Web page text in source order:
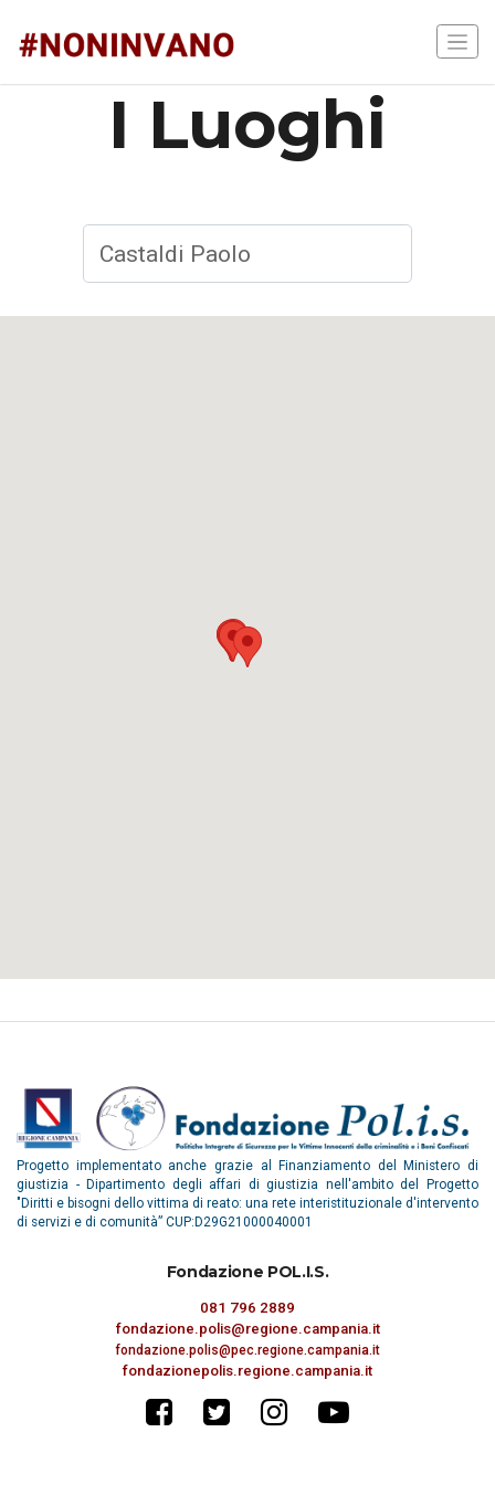
I Luoghi
Progetto implementato anche grazie al Finanziamento del Ministero di
giustizia - Dipartimento degli affari di giustizia nell'ambito del Progetto
"Diritti e bisogni dello vittima di reato: una rete interistituzionale d'intervento
di servizi e di comunità” CUP:D29G21000040001
Fondazione POL.I.S.
081 796 2889
fondazione.polis@regione.campania.it
fondazione.polis@pec.regione.campania.it
fondazionepolis.regione.campania.it